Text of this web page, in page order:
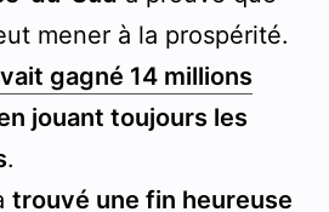
mener à la prospérité.
gagné 14 millions
jouant toujours les
.
trouvé une fin heureuse